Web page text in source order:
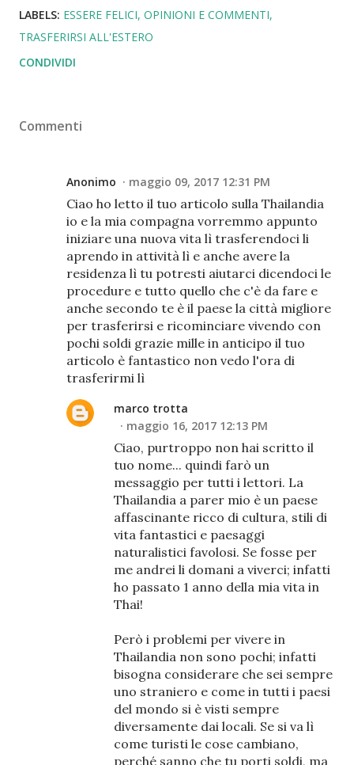
LABELS: ESSERE FELICI OPINIONI E COMMENTI
TRASFERIRSI ALL'ESTERO
CONDIVIDI
Commenti
Anonimo maggio 09, 2017 12:31 PM
Ciao ho letto il tuo articolo sulla Thailandia
io e la mia compagna vorremmo appunto
iniziare una nuova vita lì trasferendoci li
aprendo in attività lì e anche avere la
residenza lì tu potresti aiutarci dicendoci le
procedure e tutto quello che c'è da fare e
anche secondo te è il paese la città migliore
per trasferirsi e ricominciare vivendo con
pochi soldi grazie mille in anticipo il tuo
articolo è fantastico non vedo l'ora di
trasferirmi lì
marco trotta
maggio 16, 2017 12:13 PM
Ciao, purtroppo non hai scritto il
tuo nome... quindi farò un
messaggio per tutti i lettori. La
Thailandia a parer mio è un paese
affascinante ricco di cultura, stili di
vita fantastici e paesaggi
naturalistici favolosi. Se fosse per
me andrei li domani a viverci; infatti
ho passato 1 anno della mia vita in
Thai!
Però i problemi per vivere in
Thailandia non sono pochi; infatti
bisogna considerare che sei sempre
uno straniero e come in tutti i paesi
del mondo si è visti sempre
diversamente dai locali. Se si va lì
come turisti le cose cambiano,
perché sanno che tu porti soldi, ma